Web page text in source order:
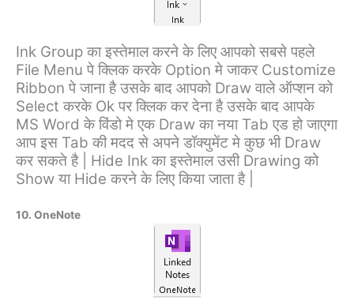
Ink Group का इस्तेमाल करने के लिए आपको सबसे पहले
File Menu पे क्लिक करके Option मे जाकर Customize
Ribbon पे जाना है उसके बाद आपको Draw वाले ऑप्शन को
Select करके Ok पर क्लिक कर देना है उसके बाद आपके
MS Word के विंडो मे एक Draw का नया Tab एड हो जाएगा
आप इस Tab की मदद से अपने डॉक्युमेंट मे कुछ भी Draw
कर सकते है | Hide Ink का इस्तेमाल उसी Drawing को
Show या Hide करने के लिए किया जाता है |
10. OneNote